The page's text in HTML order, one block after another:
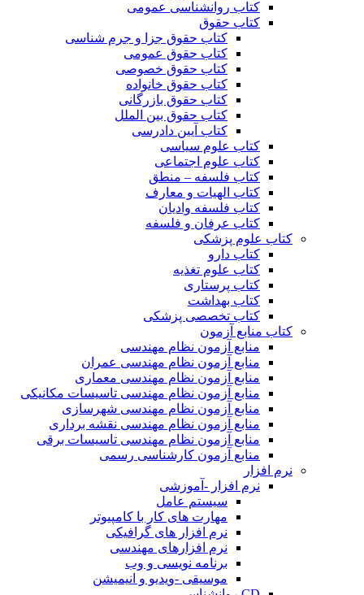
کتاب روانشناسی عمومی
کتاب حقوق
کتاب حقوق جزا و جرم شناسی
کتاب حقوق عمومی
کتاب حقوق خصوصی
کتاب حقوق خانواده
کتاب حقوق بازرگانی
کتاب حقوق بین الملل
کتاب آیین دادرسی
کتاب علوم سیاسی
کتاب علوم اجتماعی
کتاب فلسفه – منطق
کتاب الهیات و معارف
کتاب فلسفه وادیان
کتاب عرفان و فلسفه
کتاب علوم پزشکی
کتاب دارو
کتاب علوم تغذیه
کتاب پرستاری
کتاب بهداشت
کتاب تخصصی پزشکی
کتاب منابع آزمون
منابع آزمون نظام مهندسی
منابع آزمون نظام مهندسی عمران
منابع آزمون نظام مهندسی معماری
منابع آزمون نظام مهندسی تاسیسات مکانیکی
منابع آزمون نظام مهندسی شهرسازی
منابع آزمون نظام مهندسی نقشه برداری
منابع آزمون نظام مهندسی تاسیسات برقی
منابع آزمون کارشناسی رسمی
نرم افزار
نرم افزار -آموزشی
سیستم عامل
مهارت های کار با کامپیوتر
نرم افزار های گرافیکی
نرم افزارهای مهندسی
برنامه نویسی و وب
موسیقی -ویدیو و انیمیشن